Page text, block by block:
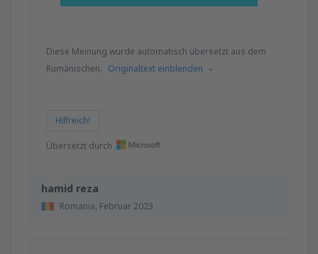
hamid reza
Romania, Februar 2023
Diese Meinung wurde automatisch übersetzt aus dem
Rumänischen. Originaltext einblenden
Hilfreich!
Übersetzt durch